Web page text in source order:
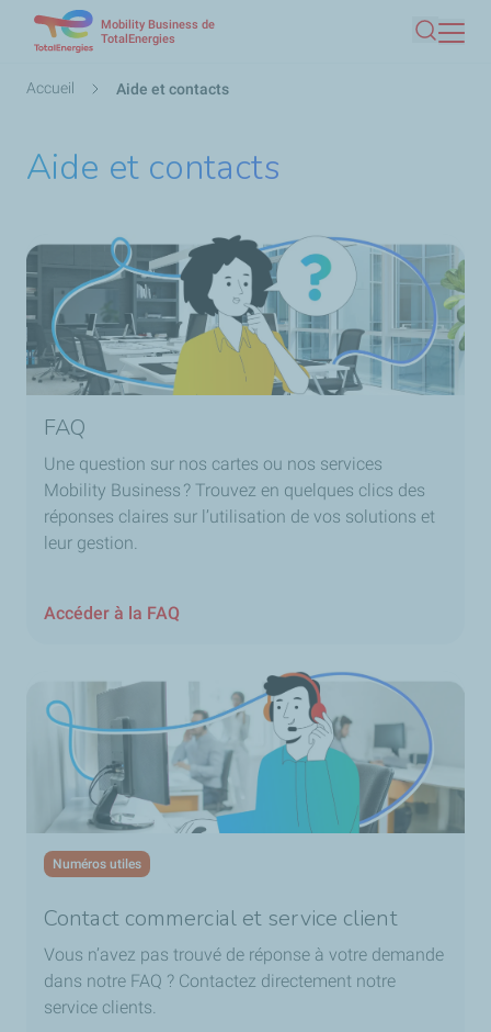
Mobility Business de
TotalEnergies
Fil
Accueil Aide et contacts
Aide et contacts
FAQ
Une question sur nos cartes ou nos services
Mobility Business ? Trouvez en quelques clics des
réponses claires sur l’utilisation de vos solutions et
leur gestion.
Accéder à la FAQ
Numéros utiles
Contact commercial et service client
Vous n’avez pas trouvé de réponse à votre demande
dans notre FAQ ? Contactez directement notre
service clients.